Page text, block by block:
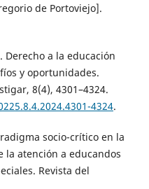
de Portoviejo].
Derecho a la educación
y oportunidades.
8(4), 4301–4324.
4324.
socio-crítico en la
atención a educandos
Revista del